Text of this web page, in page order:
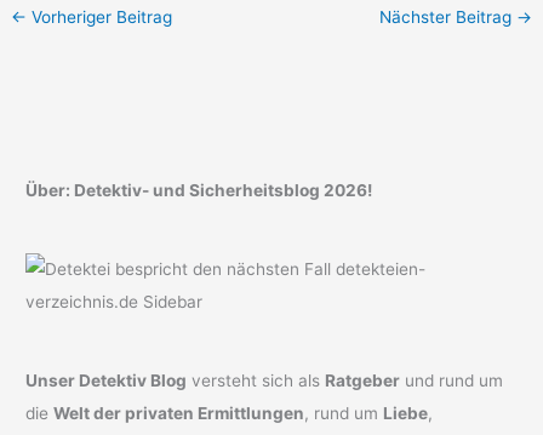
← Vorheriger Beitrag Nächster Beitrag →
Über: Detektiv- und Sicherheitsblog 2026!
Unser Detektiv Blog versteht sich als Ratgeber und rund um
dieWelt der privaten Ermittlungen, rund um Liebe,